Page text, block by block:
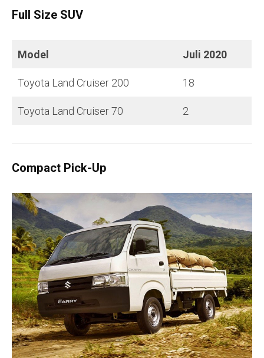
Full Size SUV
Model Juli 2020
Toyota Land Cruiser 200 18
Toyota Land Cruiser 70 2
Compact Pick-Up